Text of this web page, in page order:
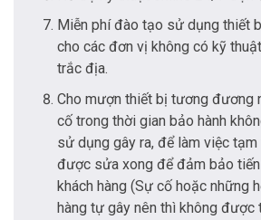
Miễn phí đào tạo sử dụng thiết
cho các đơn vị không có kỹ
trắc địa.
Cho mượn thiết bị tương đương
cố trong thời gian bảo hành
sử dụng gây ra, để làm việc
được sửa xong để đảm bảo
khách hàng (Sự cố hoặc những
hàng tự gây nên thì không được